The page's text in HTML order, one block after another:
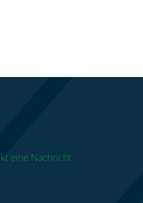
eine Nachricht